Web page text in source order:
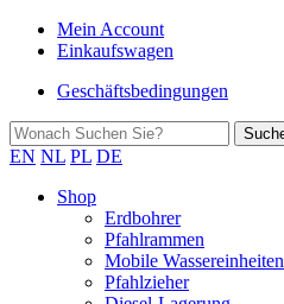
Mein Account
Einkaufswagen
Geschäftsbedingungen
EN NL PL DE
Shop
Erdbohrer
Pfahlrammen
Mobile Wassereinheiten
Pfahlzieher